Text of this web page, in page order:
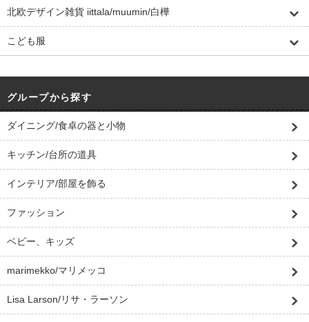
北欧デザイン雑貨 iittala/muumin/白樺
こども服
グループから探す
ダイニング/食卓の器と小物
キッチン/台所の道具
インテリア/部屋を飾る
ファッション
ベビー、キッズ
marimekko/マリメッコ
Lisa Larson/リサ・ラーソン